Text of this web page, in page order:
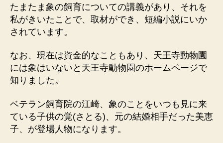
たまたま象の飼育についての講義があり、それを
私がきいたことで、取材ができ、短編小説にいか
されています。
なお、現在は資金的なこともあり、天王寺動物園
には象はいないと天王寺動物園のホームページで
知りました。
ベテラン飼育院の江崎、象のことをいつも見に来
ている子供の覚(さとる)、元の結婚相手だった美恵
子、が登場人物になります。